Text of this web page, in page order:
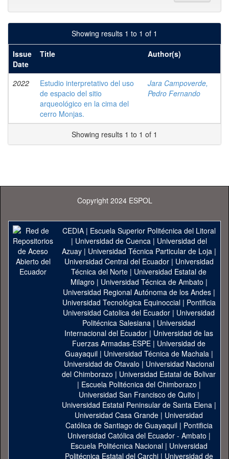
Showing results 1 to 1 of 1
Issue
Date
Title Author(s)
2022
Estudio interpretativo del uso
de espacio del sitio
arqueológico en la cima del
cerro Monjas.
Jara Campoverde,
Pedro Fernando
Showing results 1 to 1 of 1
Copyright 2024 ESPOL
CEDIA| Escuela Superior Politécnica del Litoral
| Universidad de Cuenca| Universidad del
Azuay| Universidad Técnica Particular de Loja|
Universidad Central del Ecuador| Universidad
Técnica del Norte | Universidad Estatal de
Milagro | Universidad Técnica de Ambato |
Universidad Regional Autónoma de los Andes|
Universidad Tecnológica Equinoccial| Pontificia
Universidad Catolica del Ecuador | Universidad
Politécnica Salesiana | Universidad
Internacional del Ecuador | Universidad de las
Fuerzas Armadas-ESPE | Universidad de
Guayaquil| Universidad Técnica de Machala|
Universidad de Otavalo | Universidad Nacional
del Chimborazo | Universidad Estatal de Bolivar
| Escuela Politécnica del Chimborazo |
Universidad San Francisco de Quito |
Universidad Estatal Peninsular de Santa Elena|
Universidad Casa Grande | Universidad
Católica de Santiago de Guayaquil| Pontificia
Universidad Católica del Ecuador - Ambato |
Escuela Politécnica Nacional| Universidad
Politécnica Estatal del Carchi| Universidad de